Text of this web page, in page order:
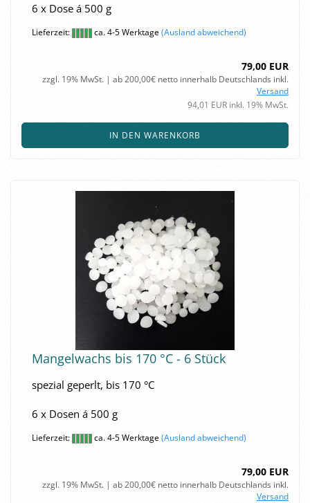
6 x Dose á 500 g
Lieferzeit: ca. 4-5 Werktage(Ausland abweichend)
79,00 EUR
zzgl. 19% MwSt. | ab 200,00€ netto innerhalb Deutschlands inkl.
Versand
94,01 EUR inkl. 19% MwSt.
IN DEN WARENKORB
Man­gel­wachs bis 170 °C - 6 Stück
spe­zi­al ge­perlt, bis 170 °C
6 x Dosen á 500 g
Lieferzeit: ca. 4-5 Werktage(Ausland abweichend)
79,00 EUR
zzgl. 19% MwSt. | ab 200,00€ netto innerhalb Deutschlands inkl.
Versand